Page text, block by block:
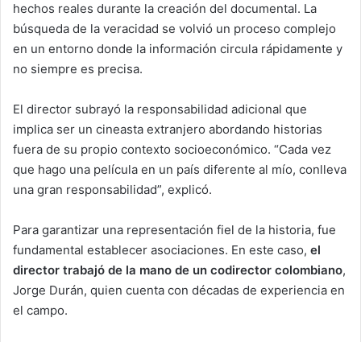
hechos reales durante la creación del documental. La
búsqueda de la veracidad se volvió un proceso complejo
en un entorno donde la información circula rápidamente y
no siempre es precisa.
El director subrayó la responsabilidad adicional que
implica ser un cineasta extranjero abordando historias
fuera de su propio contexto socioeconómico. “Cada vez
que hago una película en un país diferente al mío, conlleva
una gran responsabilidad”, explicó.
Para garantizar una representación fiel de la historia, fue
fundamental establecer asociaciones. En este caso, el
director trabajó de la mano de un codirector colombiano,
Jorge Durán, quien cuenta con décadas de experiencia en
el campo.